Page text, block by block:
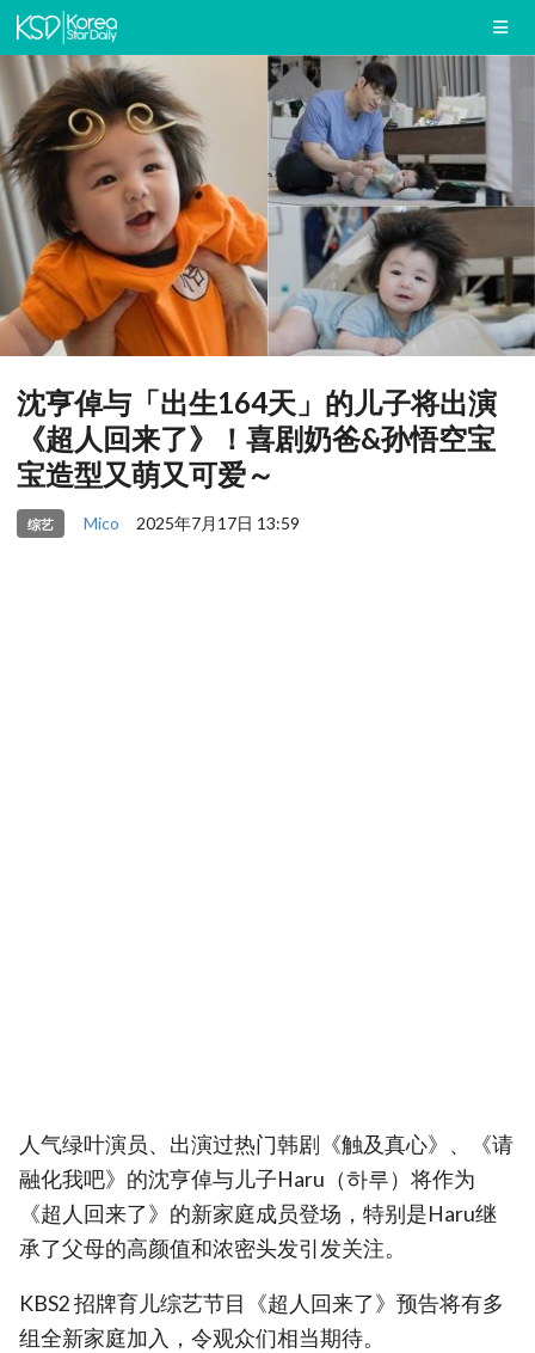
沈亨倬与「出生164天」的儿子将出演
《超人回来了》！喜剧奶爸&孙悟空宝
宝造型又萌又可爱～
综艺 Mico 2025年7月17日 13:59
人气绿叶演员、出演过热门韩剧《触及真心》、《请
融化我吧》的沈亨倬与儿子Haru（하루）将作为
《超人回来了》的新家庭成员登场，特别是Haru继
承了父母的高颜值和浓密头发引发关注。
KBS2 招牌育儿综艺节目《超人回来了》预告将有多
组全新家庭加入，令观众们相当期待。